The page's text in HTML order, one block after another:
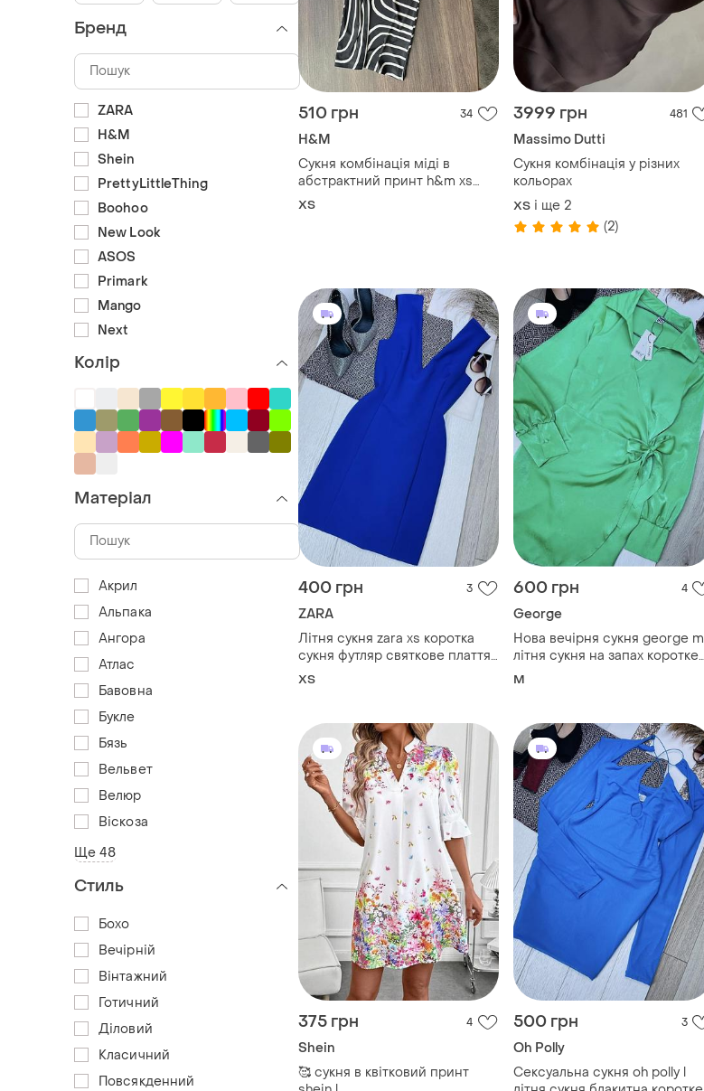
510 грн 34
H&M
Сукня комбінація міді в
абстрактний принт h&m xs
розміру
ХS
3999 грн 481
Massimo Dutti
Сукня комбінація у різних
кольорах
ХS і ще 2
(2)
400 грн 3
ZARA
Літня сукня zara xs коротка
сукня футляр святкове плаття
з глибоким вирізом плаття
ХS
600 грн 4
George
Нова вечірня сукня george m
літня сукня на запах коротке
плаття комбінація сатинова
M
375 грн 4
Shein
🥰 сукня в квітковий принт
500 грн 3
Oh Polly
Сексуальна сукня oh polly l
Бренд
ZARA
H&M
Shein
PrettyLittleThing
Boohoo
New Look
ASOS
Primark
Mango
Next
Колір
Матеріал
Акрил
Альпака
Ангора
Атлас
Бавовна
Букле
Бязь
Вельвет
Велюр
Віскоза
Ще 48
Стиль
Бохо
Вечірній
Вінтажний
Готичний
Діловий
Класичний
Повсякденний